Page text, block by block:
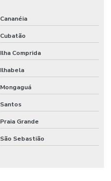
Cananéia
Cubatão
Ilha Comprida
Ilhabela
Mongaguá
Santos
Praia Grande
São Sebastião